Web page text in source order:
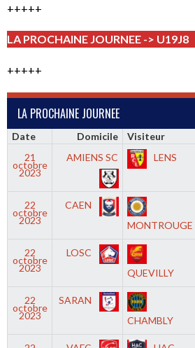
+++++
LA PROCHAINE JOURNEE -> U19J8
+++++
LA PROCHAINE JOURNEE
Date Domicile Visiteur
21
octobre
2023
AMIENS SC LENS
22
octobre
2023
CAEN
MONTROUGE
22
octobre
2023
LOSC
QUEVILLY
22
octobre
2023
SARAN
CHAMBLY